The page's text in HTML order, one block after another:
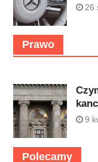
26
Prawo
9
Polecamy